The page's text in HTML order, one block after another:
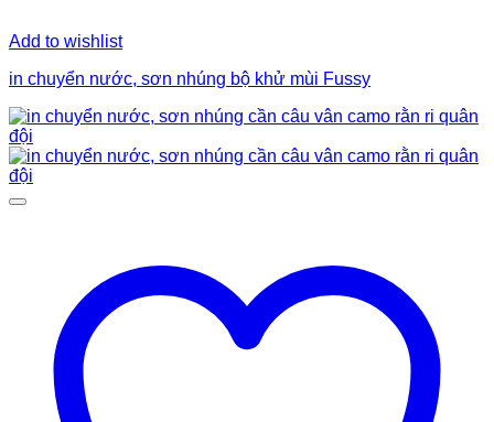
Add to wishlist
in chuyển nước, sơn nhúng bộ khử mùi Fussy